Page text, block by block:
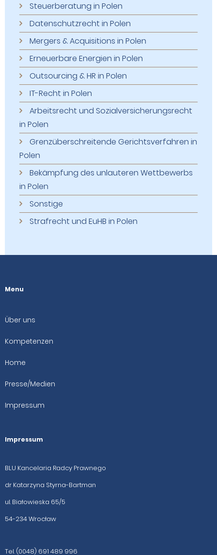
Steuerberatung in Polen
Datenschutzrecht in Polen
Mergers & Acquisitions in Polen
Erneuerbare Energien in Polen
Outsourcing & HR in Polen
IT-Recht in Polen
Arbeitsrecht und Sozialversicherungsrecht
in Polen
Grenzüberschreitende Gerichtsverfahren in
Polen
Bekämpfung des unlauteren Wettbewerbs
in Polen
Sonstige
Strafrecht und EuHB in Polen
Menu
Über uns
Kompetenzen
Home
Presse/Medien
Impressum
Impressum
BLU Kancelaria Radcy Prawnego
dr Katarzyna Styrna-Bartman
ul. Białowieska 65/5
54-234 Wrocław
Tel. (0048) 691 489 996